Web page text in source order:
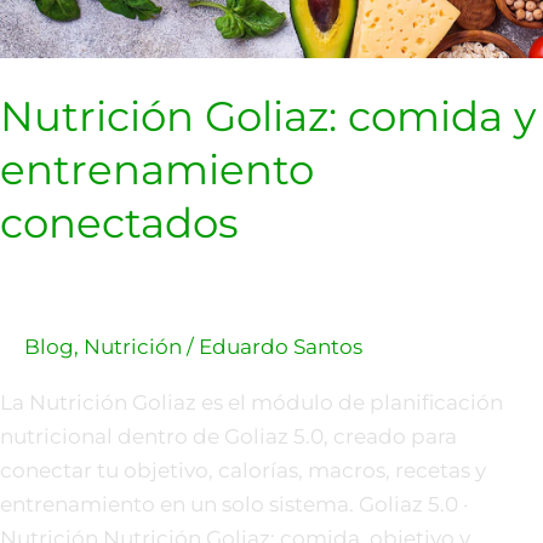
Nutrición Goliaz: comida y
entrenamiento
conectados
Blog, Nutrición / Eduardo Santos
La Nutrición Goliaz es el módulo de planificación
nutricional dentro de Goliaz 5.0, creado para
conectar tu objetivo, calorías, macros, recetas y
entrenamiento en un solo sistema. Goliaz 5.0 ·